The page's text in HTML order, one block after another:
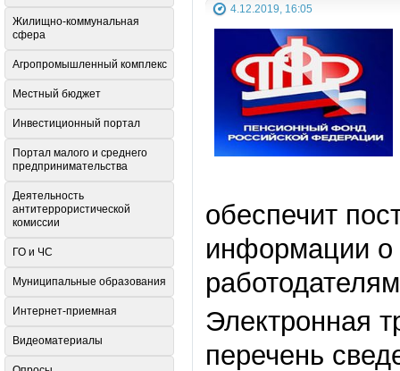
4.12.2019, 16:05
обеспечит
информации о
Электронная
перечень
Жилищно-коммунальная
сфера
Агропромышленный комплекс
Местный бюджет
Инвестиционный портал
Портал малого и среднего
предпринимательства
Деятельность
антитеррористической
комиссии
ГО и ЧС
Муниципальные образования
Интернет-приемная
Видеоматериалы